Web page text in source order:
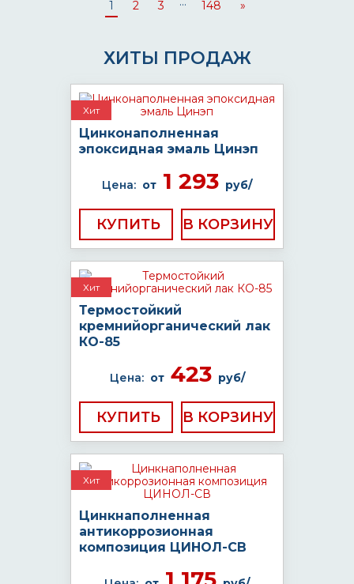
1 2 3 148 »
ХИТЫ ПРОДАЖ
Хит
Цинконаполненная
эпоксидная эмаль Цинэп
Цена: от 1 293 руб/
КУПИТЬ
Хит
Термостойкий
кремнийорганический лак
КО-85
Цена: от423 руб/
КУПИТЬ
Хит
Цинкнаполненная
антикоррозионная
композиция ЦИНОЛ-СВ